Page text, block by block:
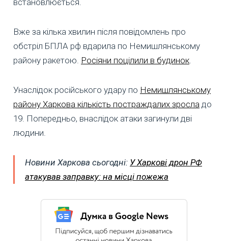
встановлюється.
Вже за кілька хвилин після повідомлень про
обстріл БПЛА рф вдарила по Немишлянському
району ракетою. Росіяни поцілили в будинок.
Унаслідок російського удару по Немишлянському
району Харкова кількість постраждалих зросла до
19. Попередньо, внаслідок атаки загинули дві
людини.
Новини Харкова сьогодні: У Харкові дрон РФ
атакував заправку: на місці пожежа